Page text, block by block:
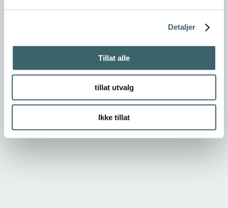
Detaljer
Tillat alle
tillat utvalg
Ikke tillat